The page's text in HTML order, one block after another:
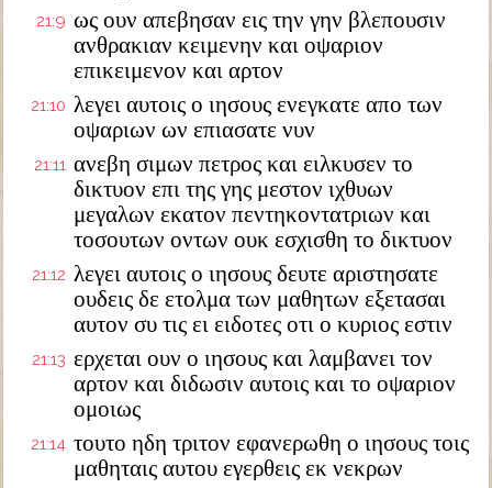
21:9 ως ουν απεβησαν εις την γην βλεπουσιν
ανθρακιαν κειμενην και οψαριον
επικειμενον και αρτον
21:10 λεγει αυτοις ο ιησους ενεγκατε απο των
οψαριων ων επιασατε νυν
21:11 ανεβη σιμων πετρος και ειλκυσεν το
δικτυον επι της γης μεστον ιχθυων
μεγαλων εκατον πεντηκοντατριων και
τοσουτων οντων ουκ εσχισθη το δικτυον
21:12 λεγει αυτοις ο ιησους δευτε αριστησατε
ουδεις δε ετολμα των μαθητων εξετασαι
αυτον συ τις ει ειδοτες οτι ο κυριος εστιν
21:13 ερχεται ουν ο ιησους και λαμβανει τον
αρτον και διδωσιν αυτοις και το οψαριον
ομοιως
21:14 τουτο ηδη τριτον εφανερωθη ο ιησους τοις
μαθηταις αυτου εγερθεις εκ νεκρων